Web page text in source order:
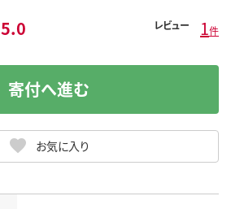
5.0 レビュー 1件
お気に入り
寄付へ進む